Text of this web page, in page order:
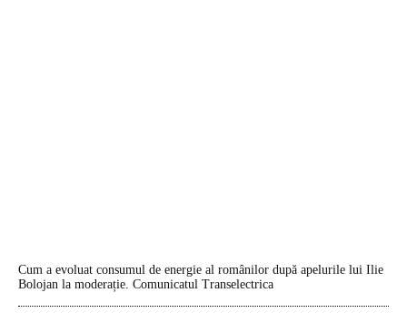
Cum a evoluat consumul de energie al românilor după apelurile lui Ilie
Bolojan la moderație. Comunicatul Transelectrica